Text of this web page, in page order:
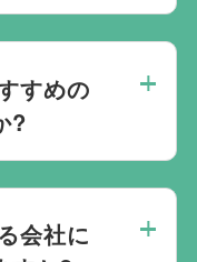
もちろん、ご搬
後の各種手続き
いいたしま
式場と提携し
している地域
することも可能
ことで無理に自
軟にご提案がで
すめの
?
いただきま
会社に